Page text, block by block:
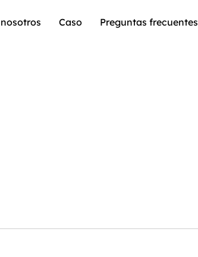
Caso Preguntas frecuentes